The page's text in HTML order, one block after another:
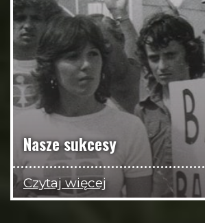
Nasze sukcesy
Czytaj więcej